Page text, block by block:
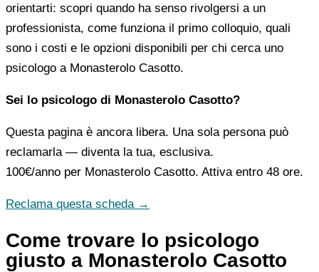
orientarti: scopri quando ha senso rivolgersi a un
professionista, come funziona il primo colloquio, quali
sono i costi e le opzioni disponibili per chi cerca uno
psicologo a Monasterolo Casotto.
Sei lo psicologo di Monasterolo Casotto?
Questa pagina è ancora libera. Una sola persona può
reclamarla — diventa la tua, esclusiva.
100€/anno per Monasterolo Casotto. Attiva entro 48 ore.
Reclama questa scheda →
Come trovare lo psicologo
giusto a Monasterolo Casotto